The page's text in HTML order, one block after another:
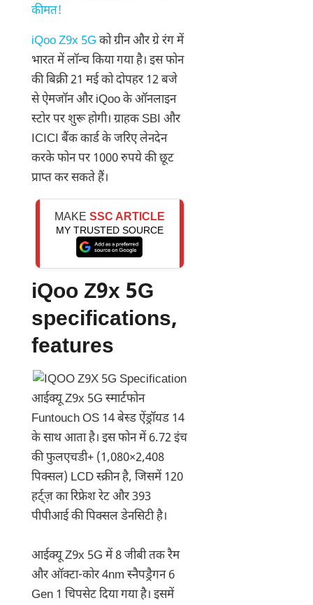
कीमत!
iQoo Z9x 5G को ग्रीन और ग्रे रंग में
भारत में लॉन्च किया गया है। इस फोन
की बिक्री 21 मई को दोपहर 12 बजे
से ऐमजॉन और iQoo के ऑनलाइन
स्टोर पर शुरू होगी। ग्राहक SBI और
ICICI बैंक कार्ड के जरिए लेनदेन
करके फोन पर 1000 रुपये की छूट
प्राप्त कर सकते हैं।
MAKE SSC ARTICLE
MY TRUSTED SOURCE
iQoo Z9x 5G
specifications,
features
आईक्यू Z9x 5G स्मार्टफोन
Funtouch OS 14 बेस्ड ऐंड्रॉयड 14
के साथ आता है। इस फोन में 6.72 इंच
की फुलएचडी+ (1,080×2,408
पिक्सल) LCD स्क्रीन है, जिसमें 120
हर्ट्ज़ का रिफ्रेश रेट और 393
पीपीआई की पिक्सल डेनसिटी है।
आईक्यू Z9x 5G में 8 जीबी तक रैम
और ऑक्टा-कोर 4nm स्नैपड्रैगन 6
Gen 1 चिपसेट दिया गया है। इसमें